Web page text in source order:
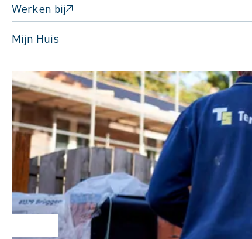
Werken bij
Mijn Huis